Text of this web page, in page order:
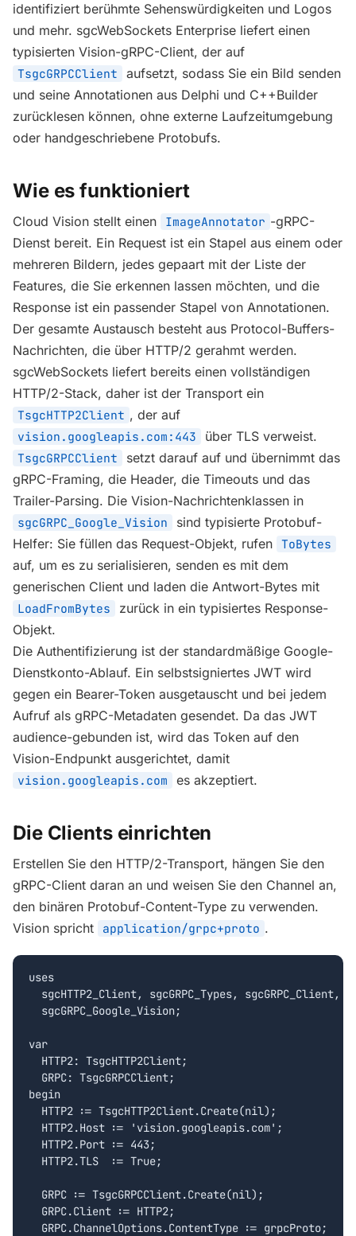
identifiziert berühmte Sehenswürdigkeiten und Logos
und mehr. sgcWebSockets Enterprise liefert einen
typisierten Vision-gRPC-Client, der auf
TsgcGRPCClient
aufsetzt, sodass Sie ein Bild senden
und seine Annotationen aus Delphi und C++Builder
zurücklesen können, ohne externe Laufzeitumgebung
oder handgeschriebene Protobufs.
Wie es funktioniert
Cloud Vision stellt einen ImageAnnotator -gRPC-
Dienst bereit. Ein Request ist ein Stapel aus einem oder
mehreren Bildern, jedes gepaart mit der Liste der
Features, die Sie erkennen lassen möchten, und die
Response ist ein passender Stapel von Annotationen.
Der gesamte Austausch besteht aus Protocol-Buffers-
Nachrichten, die über HTTP/2 gerahmt werden.
sgcWebSockets liefert bereits einen vollständigen
HTTP/2-Stack, daher ist der Transport ein
TsgcHTTP2Client , der auf
vision.googleapis.com:443 über TLS verweist.
TsgcGRPCClient
setzt darauf auf und übernimmt das
gRPC-Framing, die Header, die Timeouts und das
Trailer-Parsing. Die Vision-Nachrichtenklassen in
sgcGRPC_Google_Vision
sind typisierte Protobuf-
Helfer: Sie füllen das Request-Objekt, rufen ToBytes
auf, um es zu serialisieren, senden es mit dem
generischen Client und laden die Antwort-Bytes mit
LoadFromBytes
zurück in ein typisiertes Response-
Objekt.
Die Authentifizierung ist der standardmäßige Google-
Dienstkonto-Ablauf. Ein selbstsigniertes JWT wird
gegen ein Bearer-Token ausgetauscht und bei jedem
Aufruf als gRPC-Metadaten gesendet. Da das JWT
audience-gebunden ist, wird das Token auf den
Vision-Endpunkt ausgerichtet, damit
vision.googleapis.com es akzeptiert.
Die Clients einrichten
Erstellen Sie den HTTP/2-Transport, hängen Sie den
gRPC-Client daran an und weisen Sie den Channel an,
den binären Protobuf-Content-Type zu verwenden.
Vision spricht
application/grpc+proto .
uses
  sgcHTTP2_Client, sgcGRPC_Types, sgcGRPC_Client,
  sgcGRPC_Google_Vision;
var
  HTTP2: TsgcHTTP2Client;
  GRPC: TsgcGRPCClient;
begin
  HTTP2 := TsgcHTTP2Client.Create(nil);
  HTTP2.Host := 'vision.googleapis.com';
  HTTP2.Port := 443;
  HTTP2.TLS  := True;
  GRPC := TsgcGRPCClient.Create(nil);
  GRPC.Client := HTTP2;
  GRPC.ChannelOptions.ContentType := grpcProto;